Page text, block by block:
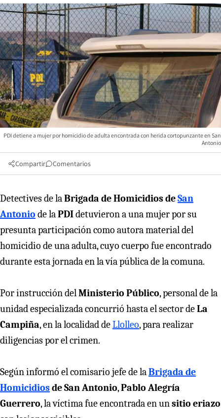
PDI detiene a mujer por homicidio de adulta encontrada con herida cortopunzante en San
Antonio
Compartir Comentarios
Detectives de laBrigada de Homicidios deSan
Antonio de laPDIdetuvieron a una mujer por su
presunta participación como autora material del
homicidio de una adulta, cuyo cuerpo fue encontrado
durante esta jornada en la vía pública de la comuna.
Por instrucción delMinisterio Público, personal de la
unidad especializada concurrió hasta el sector deLa
Campiña, en la localidad deLlolleo, para realizar
diligencias por el crimen.
Según informó el comisario jefe de laBrigada de
Homicidiosde San Antonio,Pablo Alegría
Guerrero, la víctima fue encontrada en unsitio eriazo